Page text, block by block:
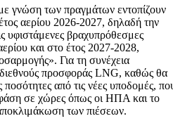
γνώση των πραγμάτων εντοπίζουν
αερίου 2026-2027, δηλαδή την
υφιστάμενες βραχυπρόθεσμες
και στο έτος 2027-2028,
Για τη συνέχεια
προσφοράς LNG, καθώς θα
από τις νέες υποδομές,
σε χώρες όπως οι ΗΠΑ και το
των πιέσεων.